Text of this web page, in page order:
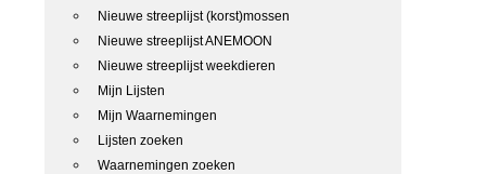
Nieuwe streeplijst (korst)mossen
Nieuwe streeplijst ANEMOON
Nieuwe streeplijst weekdieren
Mijn Lijsten
Mijn Waarnemingen
Lijsten zoeken
Waarnemingen zoeken